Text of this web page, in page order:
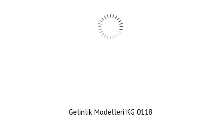
Gelinlik Modelleri KG 0118